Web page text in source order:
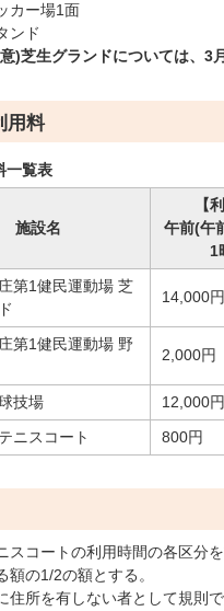
カー場1面
ンド
)芝生グランドについては、3
用料
一覧表
施設名
【
午前(午
1
第1健民運動場 芝
14,000円
第1健民運動場 野
2,000円
技場 12,000円
ニスコート
800円
スコートの利用時間の各区分
額の1/2の額とする。
住所を有しない者として規則